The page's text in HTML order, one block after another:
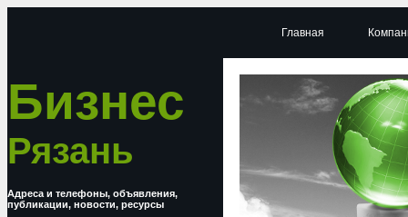
Бизнес
Рязань
Адреса и телефоны, объявления,
публикации, новости, ресурсы
Главная